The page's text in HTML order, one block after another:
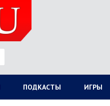
ПОДКАСТЫ ИГРЫ